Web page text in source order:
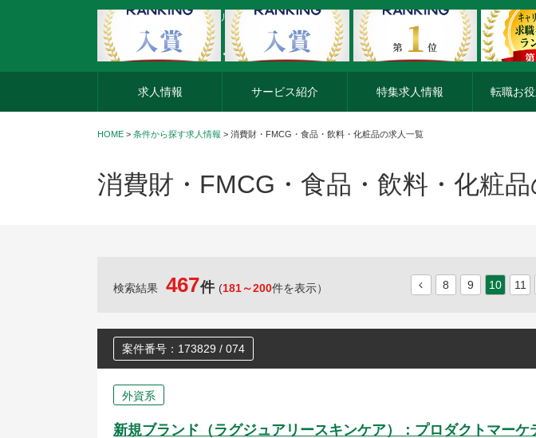
外資系企業の転職・キャリア転職ならアージスジャパン
求人情報 サービス紹介 特集求人情報 転職お
HOME > 条件から探す求人情報 > 消費財・FMCG・食品・飲料・化粧品の求人一覧
消費財・FMCG・食品・飲料・化粧
検索結果 467件 (181～200件を表示） 8 9 10 11
案件番号：173829 / 074
外資系
新規ブランド（ラグジュアリースキンケア）：プロダクトマーケ